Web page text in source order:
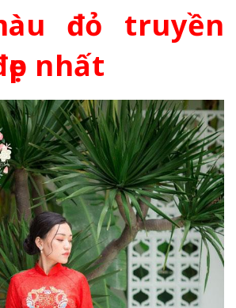
đỏ truyền
nhất